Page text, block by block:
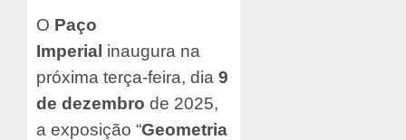
O Paço
Imperial inaugura na
próxima terça-feira, dia 9
de dezembro de 2025,
a exposição “Geometria